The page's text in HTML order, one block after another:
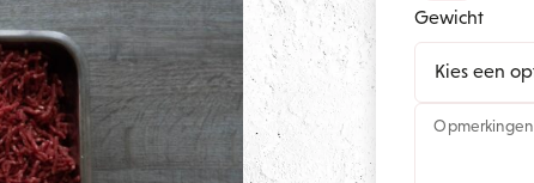
Gewicht
Opmerkingen